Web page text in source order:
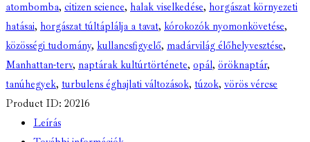
atombomba, citizen science, halak viselkedése, horgászat környezeti
hatásai, horgászat túltáplálja a tavat, kórokozók nyomonkövetése,
közösségi tudomány, kullancsfigyelő, madárvilág élőhelyvesztése,
Manhattan-terv, naptárak kultúrtörténete, opál, öröknaptár,
tanúhegyek, turbulens éghajlati változások, túzok, vörös vércse
Product ID: 20216
Leírás